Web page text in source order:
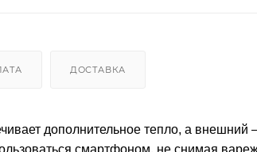
ДОСТАВКА
дополнительное тепло, а внешний
смартфоном, не снимая